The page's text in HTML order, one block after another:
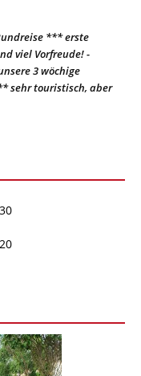
*** erste
viel Vorfreude! -
3 wöchige
sehr touristisch, aber